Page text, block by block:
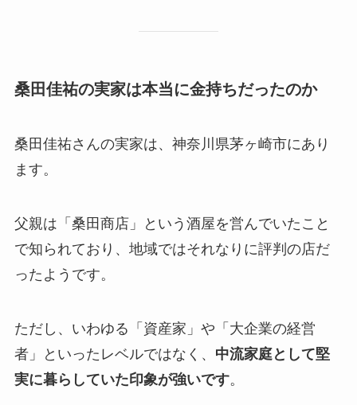
桑田佳祐の実家は本当に金持ちだったのか
桑田佳祐さんの実家は、神奈川県茅ヶ崎市にあり
ます。
父親は「桑田商店」という酒屋を営んでいたこと
で知られており、地域ではそれなりに評判の店だ
ったようです。
ただし、いわゆる「資産家」や「大企業の経営
者」といったレベルではなく、 中流家庭として堅
実に暮らしていた印象が強いです。